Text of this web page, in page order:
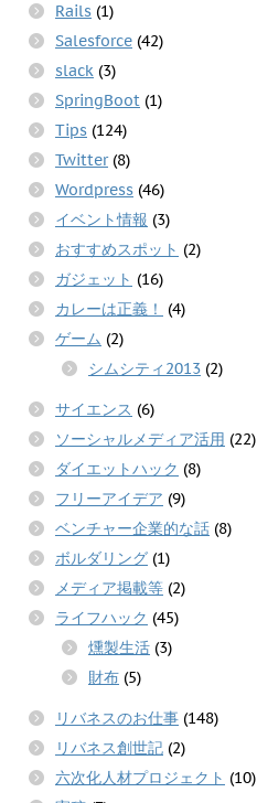
Rails (1)
Salesforce (42)
slack (3)
SpringBoot (1)
Tips (124)
Twitter(8)
Wordpress (46)
イベント情報 (3)
おすすめスポット (2)
ガジェット (16)
カレーは正義！
(4)
ゲーム (2)
シムシティ2013 (2)
サイエンス (6)
ソーシャルメディア活用 (22)
ダイエットハック (8)
フリーアイデア (9)
ベンチャー企業的な話 (8)
ボルダリング (1)
メディア掲載等 (2)
ライフハック (45)
燻製生活 (3)
財布 (5)
リバネスのお仕事 (148)
リバネス創世記 (2)
六次化人材プロジェクト (10)